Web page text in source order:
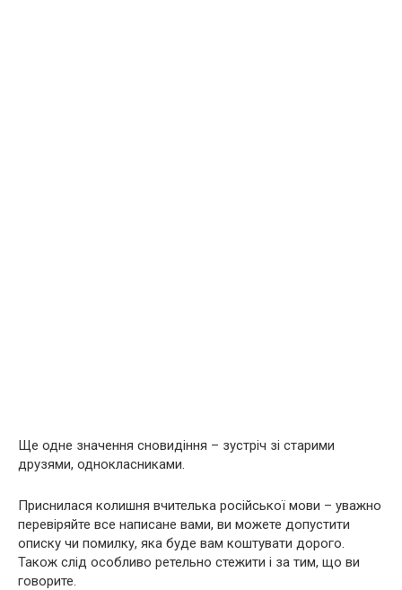
Ще одне значення сновидіння – зустріч зі старими
друзями, однокласниками.
Приснилася колишня вчителька російської мови – уважно
перевіряйте все написане вами, ви можете допустити
описку чи помилку, яка буде вам коштувати дорого.
Також слід особливо ретельно стежити і за тим, що ви
говорите.